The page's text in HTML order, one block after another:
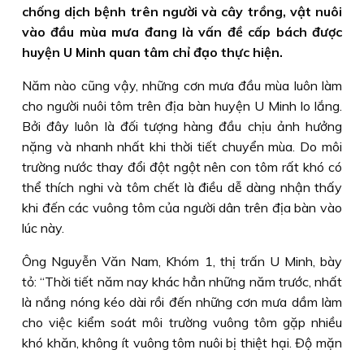
chống dịch bệnh trên người và cây trồng, vật nuôi
vào đầu mùa mưa đang là vấn đề cấp bách được
huyện U Minh quan tâm chỉ đạo thực hiện.
Năm nào cũng vậy, những cơn mưa đầu mùa luôn làm
cho người nuôi tôm trên địa bàn huyện U Minh lo lắng.
Bởi đây luôn là đối tượng hàng đầu chịu ảnh hưởng
nặng và nhanh nhất khi thời tiết chuyển mùa. Do môi
trường nước thay đổi đột ngột nên con tôm rất khó có
thể thích nghi và tôm chết là điều dễ dàng nhận thấy
khi đến các vuông tôm của người dân trên địa bàn vào
lúc này.
Ông Nguyễn Văn Nam, Khóm 1, thị trấn U Minh, bày
tỏ: “Thời tiết năm nay khác hẳn những năm trước, nhất
là nắng nóng kéo dài rồi đến những cơn mưa dầm làm
cho việc kiểm soát môi trường vuông tôm gặp nhiều
khó khăn, không ít vuông tôm nuôi bị thiệt hại. Ðộ mặn